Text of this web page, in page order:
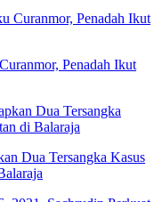
Penadah Ikut
Dua Tersangka Kasus